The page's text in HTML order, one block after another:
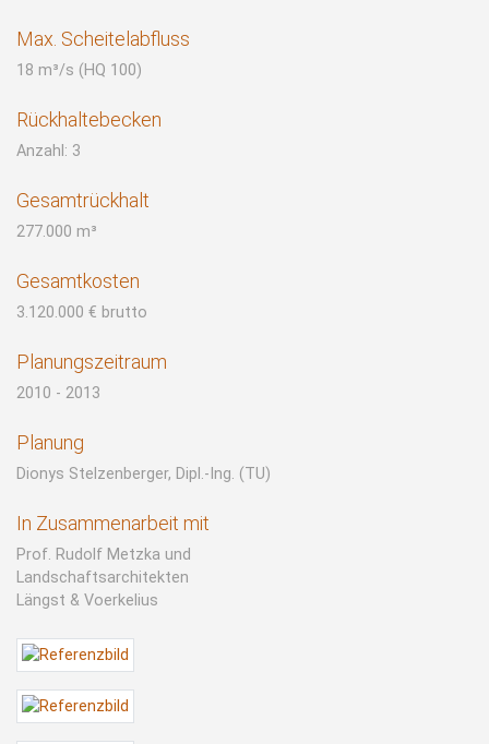
Max. Scheitelabfluss
18 m³/s (HQ 100)
Rückhaltebecken
Anzahl: 3
Gesamtrückhalt
277.000 m³
Gesamtkosten
3.120.000 € brutto
Planungszeitraum
2010 - 2013
Planung
Dionys Stelzenberger, Dipl.-Ing. (TU)
In Zusammenarbeit mit
Prof. Rudolf Metzka und
Landschaftsarchitekten
Längst & Voerkelius